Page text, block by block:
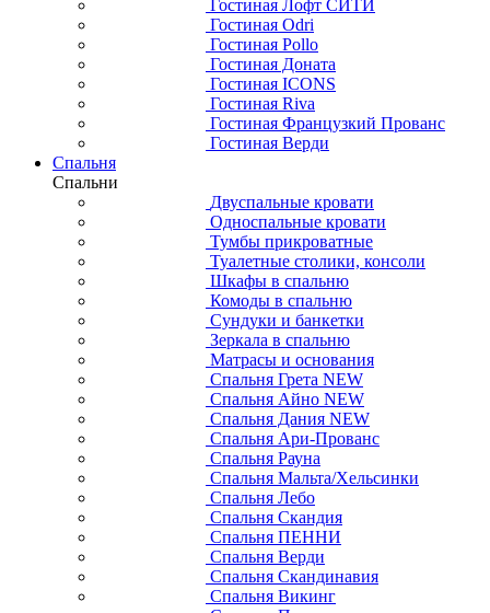
Гостиная Лофт СИТИ
Гостиная Odri
Гостиная Pollo
Гостиная Доната
Гостиная ICONS
Гостиная Riva
Гостиная Французкий Прованс
Гостиная Верди
Спальня
Спальни
Двуспальные кровати
Односпальные кровати
Тумбы прикроватные
Туалетные столики, консоли
Шкафы в спальню
Комоды в спальню
Сундуки и банкетки
Зеркала в спальню
Матрасы и основания
Спальня Грета NEW
Спальня Айно NEW
Спальня Дания NEW
Спальня Ари-Прованс
Спальня Рауна
Спальня Мальта/Хельсинки
Спальня Лебо
Спальня Скандия
Спальня ПЕННИ
Спальня Верди
Спальня Скандинавия
Спальня Викинг